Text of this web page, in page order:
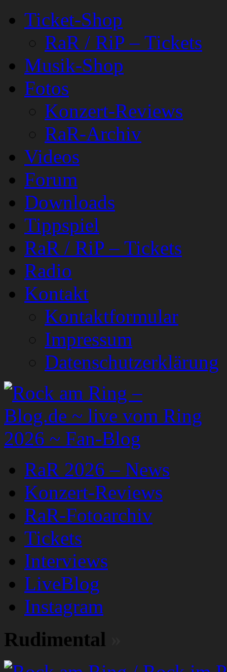
Ticket-Shop
RaR / RiP – Tickets
Musik-Shop
Fotos
Konzert-Reviews
RaR-Archiv
Videos
Forum
Downloads
Tippspiel
RaR / RiP – Tickets
Radio
Kontakt
Kontaktformular
Impressum
Datenschutzerklärung
RaR 2026 – News
Konzert-Reviews
RaR-Fotoarchiv
Tickets
Interviews
LiveBlog
Instagram
Rudimental